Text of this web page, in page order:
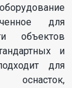
для
объектов
и
для
оснасток,